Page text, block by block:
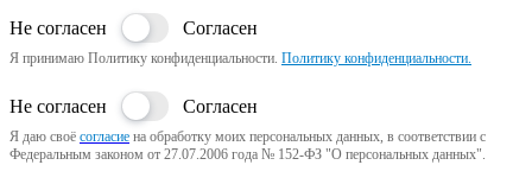
Не согласен Согласен
Я принимаю Политику конфиденциальности. Политику конфиденциальности.
Не согласен Согласен
Я даю своё согласие на обработку моих персональных данных, в соответствии с
Федеральным законом от 27.07.2006 года № 152-ФЗ "О персональных данных".